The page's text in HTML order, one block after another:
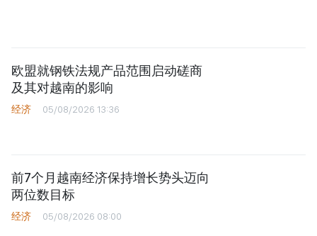
欧盟就钢铁法规产品范围启动磋商
及其对越南的影响
经济 05/08/2026 13:36
前7个月越南经济保持增长势头迈向
两位数目标
经济 05/08/2026 08:00